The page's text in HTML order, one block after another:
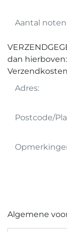
dan hierboven:
Algemene